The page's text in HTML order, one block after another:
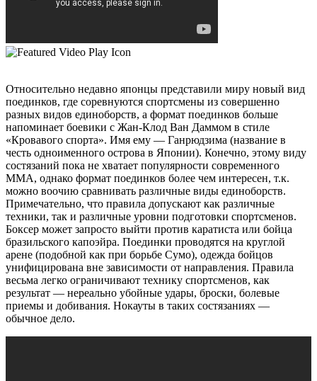
Относительно недавно японцы представили миру новый вид
поединков, где соревнуются спортсмены из совершенно
разных видов единоборств, а формат поединков больше
напоминает боевики с Жан-Клод Ван Даммом в стиле
«Кровавого спорта». Имя ему — Ганрюдзима (название в
честь одноименного острова в Японии). Конечно, этому виду
состязаний пока не хватает популярности современного
ММА, однако формат поединков более чем интересен, т.к.
можно воочию сравнивать различные виды единоборств.
Примечательно, что правила допускают как различные
техники, так и различные уровни подготовки спортсменов.
Боксер может запросто выйти против каратиста или бойца
бразильского капоэйра. Поединки проводятся на круглой
арене (подобной как при борьбе Сумо), одежда бойцов
унифицирована вне зависимости от направления. Правила
весьма легко ограничивают технику спортсменов, как
результат — нереально убойные удары, броски, болевые
приемы и добивания. Нокауты в таких состязаниях —
обычное дело.